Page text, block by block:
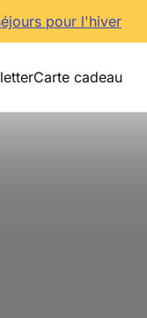
pour l'hiver
Carte cadeau